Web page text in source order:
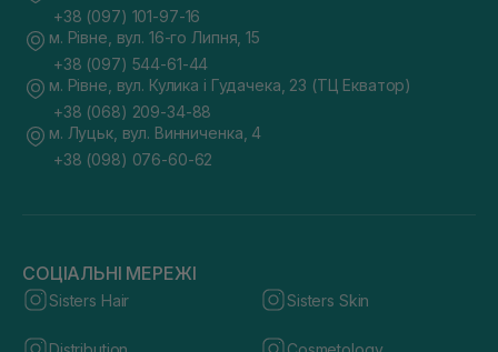
+38 (097) 101-97-16
м. Рівне, вул. 16-го Липня, 15
+38 (097) 544-61-44
м. Рівне, вул. Кулика і Гудачека, 23 (ТЦ Екватор)
+38 (068) 209-34-88
м. Луцьк, вул. Винниченка, 4
+38 (098) 076-60-62
СОЦІАЛЬНІ МЕРЕЖІ
Sisters Hair Sisters Skin